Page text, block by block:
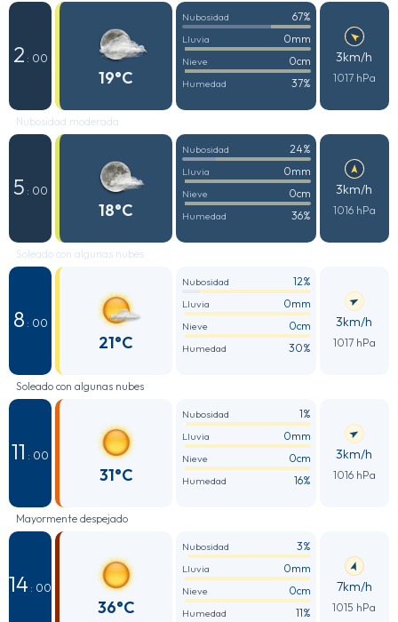
2 : 00
19°C
Nubosidad 67%
Lluvia 0mm
Nieve 0cm
Humedad 37%
3km/h
1017 hPa
Nubosidad moderada
5 : 00
18°C
Nubosidad 24%
Lluvia 0mm
Nieve 0cm
Humedad 36%
3km/h
1016 hPa
Soleado con algunas nubes
8 : 00
21°C
Nubosidad 12%
Lluvia 0mm
Nieve 0cm
Humedad 30%
3km/h
1017 hPa
Soleado con algunas nubes
11 : 00
31°C
Nubosidad 1%
Lluvia 0mm
Nieve 0cm
Humedad 16%
3km/h
1016 hPa
Mayormente despejado
14 : 00
36°C
Nubosidad 3%
Lluvia 0mm
Nieve 0cm
Humedad 11%
7km/h
1015 hPa